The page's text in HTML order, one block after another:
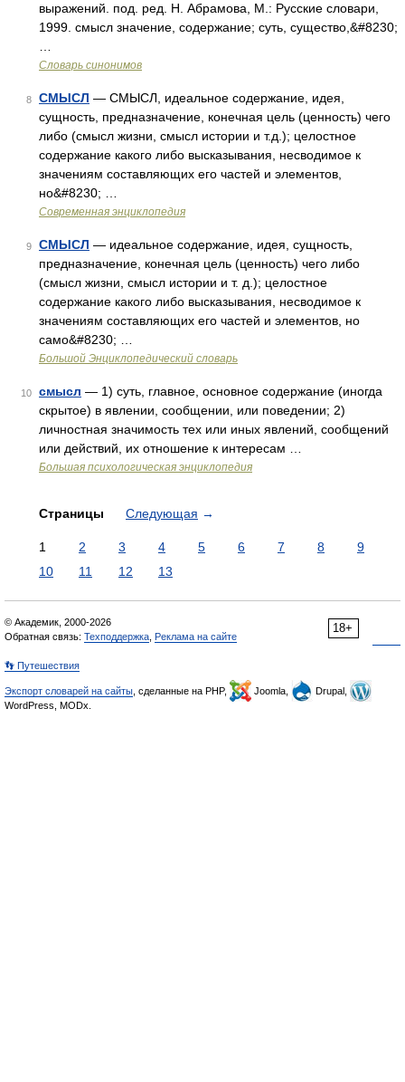
выражений. под. ред. Н. Абрамова, М.: Русские словари,
1999. смысл значение, содержание; суть, существо,&#8230;
Словарь синонимов
8 СМЫСЛ — СМЫСЛ, идеальное содержание, идея,
сущность, предназначение, конечная цель (ценность) чего
либо (смысл жизни, смысл истории и т.д.); целостное
содержание какого либо высказывания, несводимое к
значениям составляющих его частей и элементов,
но&#8230; …
Современная энциклопедия
9 СМЫСЛ — идеальное содержание, идея, сущность,
предназначение, конечная цель (ценность) чего либо
(смысл жизни, смысл истории и т. д.); целостное
содержание какого либо высказывания, несводимое к
значениям составляющих его частей и элементов, но
само&#8230; …
Большой Энциклопедический словарь
10 смысл — 1) суть, главное, основное содержание (иногда
скрытое) в явлении, сообщении, или поведении; 2)
личностная значимость тех или иных явлений, сообщений
или действий, их отношение к интересам …
Большая психологическая энциклопедия
Страницы Следующая →
1 2 3 4 5 6 7 8
9
10
11 12 13
18+
© Академик, 2000-2026
Обратная связь: Техподдержка Реклама на сайте
👣 Путешествия
Экспорт словарей на сайты , сделанные на PHP, Joomla,
Drupal,
WordPress, MODx.